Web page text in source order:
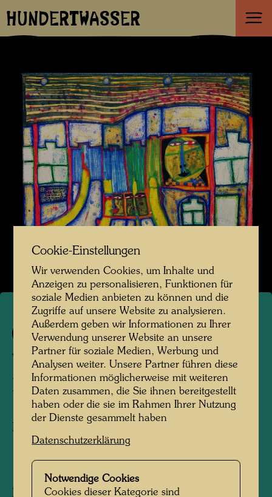
HUNDERTWASSER
727
WINTER WALK IN
HARMANSCHLAG
Mixed media
1978
Painted in Harmanschlag, Waldviertel, Lower
Cookie-Einstellungen
Wir verwenden Cookies, um Inhalte und
Anzeigen zu personalisieren, Funktionen für
soziale Medien anbieten zu können und die
Zugriffe auf unsere Website zu analysieren.
Außerdem geben wir Informationen zu Ihrer
Verwendung unserer Website an unsere
Partner für soziale Medien, Werbung und
Analysen weiter. Unsere Partner führen diese
Informationen möglicherweise mit weiteren
Daten zusammen, die Sie ihnen bereitgestellt
haben oder die sie im Rahmen Ihrer Nutzung
der Dienste gesammelt haben
Datenschutzerklärung
Notwendige Cookies
Cookies dieser Kategorie sind